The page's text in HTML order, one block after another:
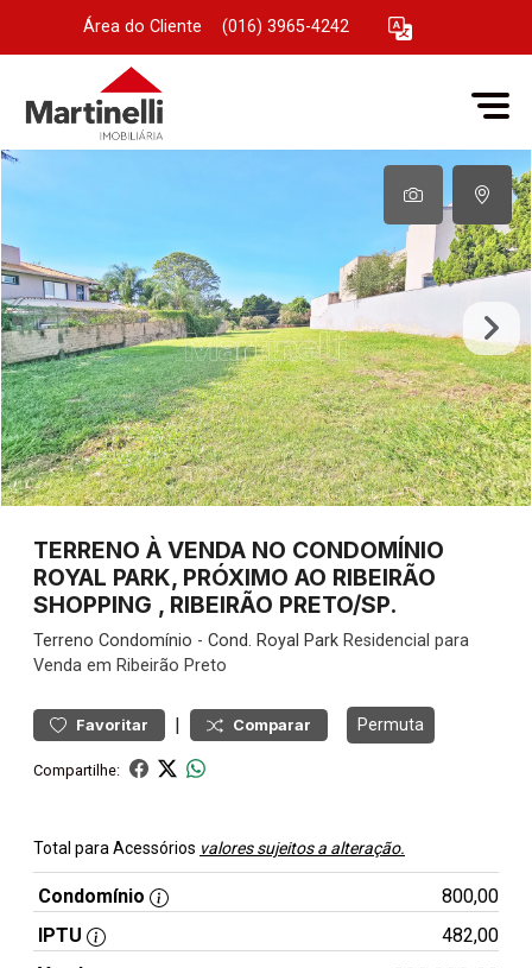
Área do Cliente (016) 3965-4242
TERRENO À VENDA NO CONDOMÍNIO
ROYAL PARK, PRÓXIMO AO RIBEIRÃO
SHOPPING , RIBEIRÃO PRETO/SP.
Terreno Condomínio - Cond. Royal Park Residencial para
Venda em Ribeirão Preto
Favoritar | Comparar Permuta
Compartilhe:
Total para Acessórios valores sujeitos a alteração.
Condomínio
800,00
IPTU
482,00